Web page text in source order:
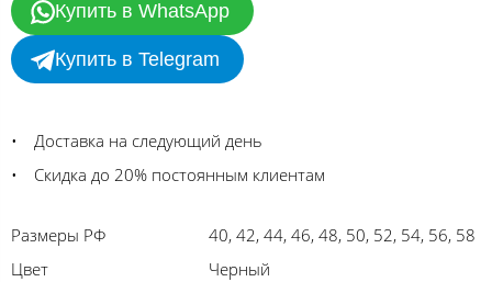
Купить в WhatsApp
Купить в Telegram
Доставка на следующий день
Скидка до 20% постоянным клиентам
Размеры РФ
40, 42, 44, 46, 48, 50, 52, 54, 56, 58
Цвет
Черный